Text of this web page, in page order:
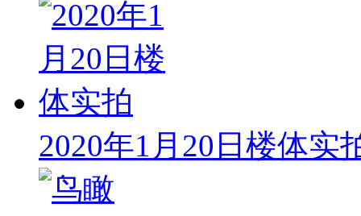
2020年1月20日楼体实